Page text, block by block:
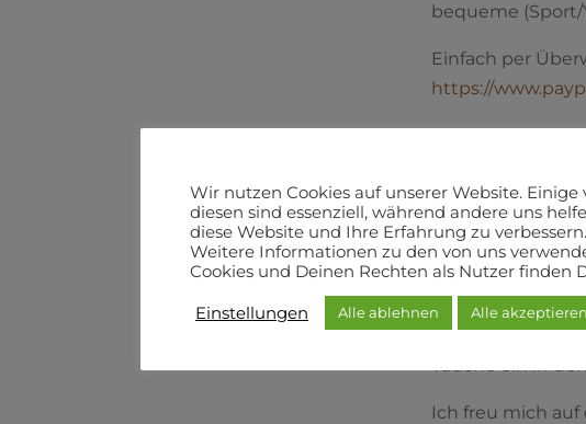
beque­me
Ein­fach per
https://
Jetzt anmel­den!
Auch schön
Für dei­ne
buchen via Mail (
Baby Show­er
mit dei­nen
Tau­che ein in
Ich freu mich
Wir nutzen Cookies auf unserer Website. Einige
diesen sind essenziell, während andere uns
diese Website und Ihre Erfahrung zu verbessern.
Weitere Informationen zu den von uns
Cookies und Deinen Rechten als Nutzer finden
Einstellungen Alle ablehnen Alle akzeptieren